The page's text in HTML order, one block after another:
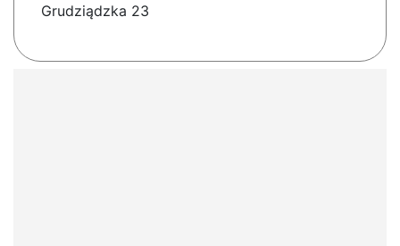
Grudziądzka 23